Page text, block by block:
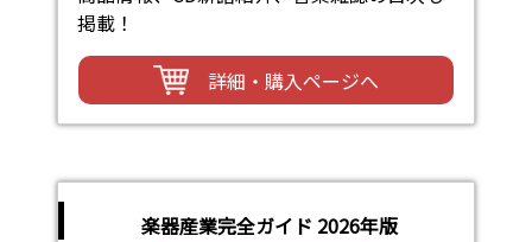
掲載！
詳細・購入ページへ
楽器産業完全ガイド 2026年版